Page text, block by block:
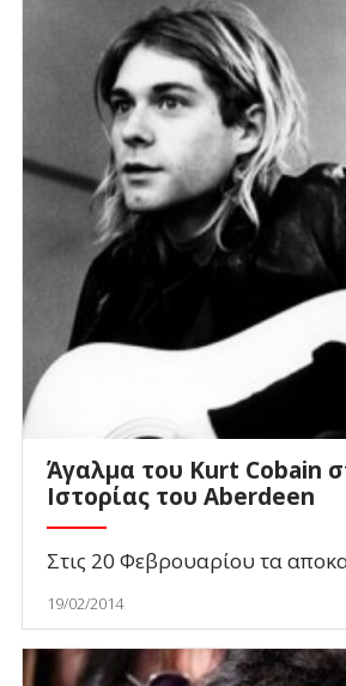
Άγαλμα του Kurt Cobain
Ιστορίας του Aberdeen
Στις 20 Φεβρουαρίου τα
19/02/2014